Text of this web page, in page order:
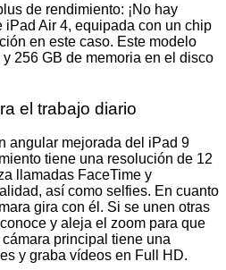
de rendimiento: ¡No hay
iPad Air 4, equipada con un chip
en este caso. Este modelo
256 GB de memoria en el disco
el trabajo diario
angular mejorada del iPad 9
tiene una resolución de 12
llamadas FaceTime y
así como selfies. En cuanto
gira con él. Si se unen otras
y aleja el zoom para que
principal tiene una
y graba vídeos en Full HD.